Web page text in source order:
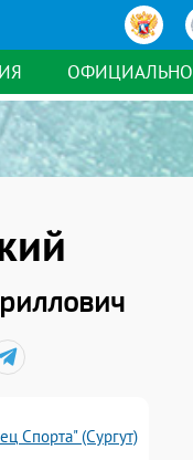
ОФИЦИАЛЬНО
Спорта" (Сургут)